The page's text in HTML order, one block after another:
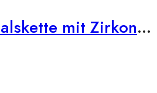
585er Gold Halskette mit Zirkonia Buchstaben Anhänger